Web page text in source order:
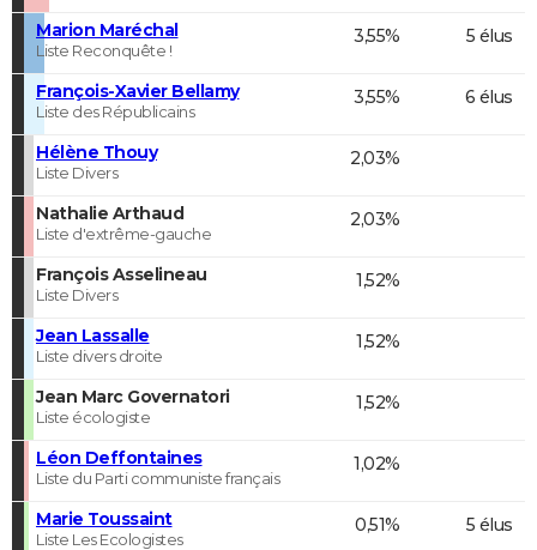
Marion Maréchal
Liste Reconquête !
3,55% 5 élus
François-Xavier Bellamy
Liste des Républicains
3,55% 6 élus
Hélène Thouy
Liste Divers
2,03%
Nathalie Arthaud
Liste d'extrême-gauche
2,03%
François Asselineau
Liste Divers
1,52%
Jean Lassalle
Liste divers droite
1,52%
Jean Marc Governatori
Liste écologiste
1,52%
Léon Deffontaines
Liste du Parti communiste français
1,02%
Marie Toussaint
Liste Les Ecologistes
0,51% 5 élus